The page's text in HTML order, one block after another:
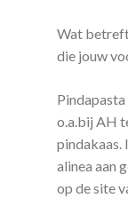
Wat betreft
die jouw
o.a.bij AH
pindakaas.
alinea aan
op de site